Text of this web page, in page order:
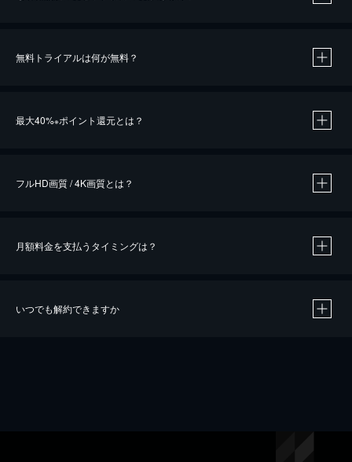
無料トライアルは何が無料？
最大40%※ポイント還元とは？
※40％ポイント還元の対象は、クレジットカード決済による作品の購入 / レンタルです。
iOSアプリのUコイン決済による作品の購入 / レンタルは、20％のポイント還元です。
フルHD画質 / 4K画質とは？
月額料金を支払うタイミングは？
いつでも解約できますか